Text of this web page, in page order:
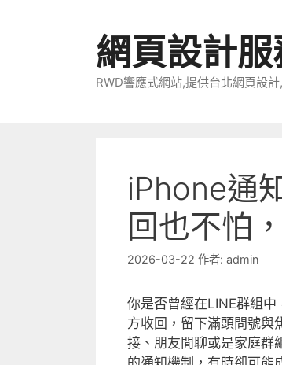
網頁設計
RWD響應式網站,提供台北網頁設
iPhone通
回也不怕
2026-03-22 作者: admin
你是否曾經在LINE群組
方收回，留下滿頭問號與
接、朋友閒聊或是家庭群